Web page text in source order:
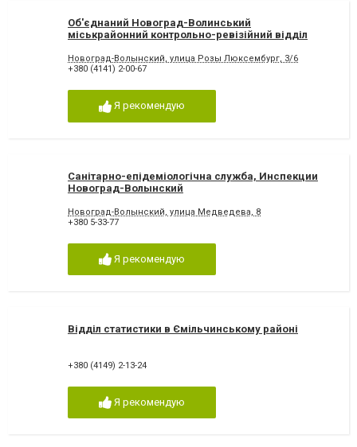
Об'єднаний Новоград-Волинський
міськрайонний контрольно-ревізійний відділ
Новоград-Волынский, улица Розы Люксембург, 3/6
+380 (4141) 2-00-67
Я рекомендую
Санітарно-епідеміологічна служба, Инспекции
Новоград-Волынский
Новоград-Волынский, улица Медведева, 8
+380 5-33-77
Я рекомендую
Відділ статистики в Ємільчинському районі
+380 (4149) 2-13-24
Я рекомендую